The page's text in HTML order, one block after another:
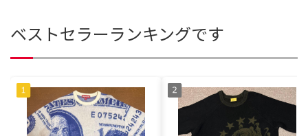
ベストセラーランキングです